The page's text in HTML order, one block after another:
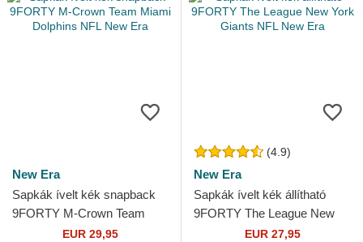
New Era
Sapkák ívelt kék snapback
9FORTY M-Crown Team
Miami Dolphins NFL New Era
EUR 29,95
(4.9)
New Era
Sapkák ívelt kék állítható
9FORTY The League New
York Giants NFL New Era
EUR 27,95